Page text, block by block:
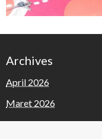
Archives
April 2026
Maret 2026
Februari 2026